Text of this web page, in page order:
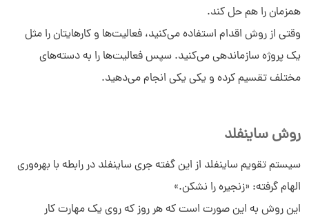
همزمان را هم حل کند.
وقتی از روش اقدام استفاده می‌کنید، فعالیت‌ها و کارهایتان را مثل
یک پروژه سازماندهی می‌کنید. سپس فعالیت‌ها را به دسته‌های
مختلف تقسیم کرده و یکی یکی انجام می‌دهید.
روش ساینفلد
سیستم تقویم ساینفلد از این گفته جری ساینفلد در رابطه با بهره‌وری
الهام گرفته: «زنجیره را نشکن.»
این روش به این صورت است که هر روز که روی یک مهارت کار